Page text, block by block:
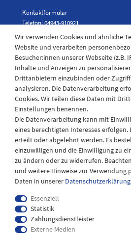
Kontaktformular
Telefon: 04943-910921
Laden Öffnungszeiten
Montag - Freitag
08:30 - 12:30 und 13.00 - 17.30 Uhr
Samstags
08:30 bis 12:30 Uhr
Wir verwenden Cookies und ähnliche
Website und verarbeiten
Besucher:innen unserer Webseite (z.B.
Inhalte und Anzeigen zu
Drittanbietern einzubinden oder
analysieren. Die Datenverarbeitung
Cookies. Wir teilen diese Daten mit
Einstellungen benennen.
Die Datenverarbeitung kann mit
eines berechtigten Interesses
erteilt oder abgelehnt werden. Es
einzuwilligen und die Einwilligung zu
zu ändern oder zu widerrufen.
und weitere Hinweise zur Verwendung
Daten in unserer Daten­schutz­erklärung
Essenziell
Statistik
Zahlungsdienstleister
Externe Medien